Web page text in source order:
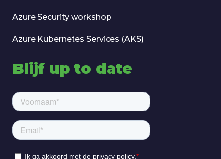
Azure Security workshop
Azure Kubernetes Services (AKS)
Blijf up to date